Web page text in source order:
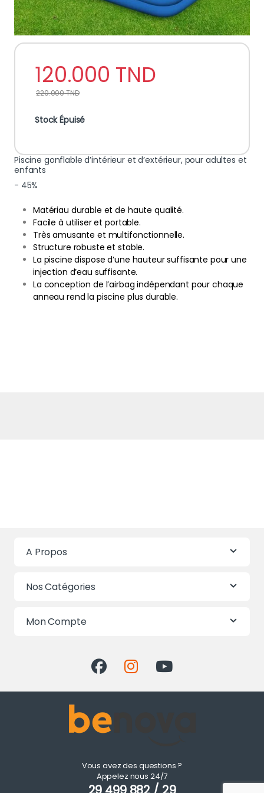
Piscine gonflable d’intérieur et d’extérieur, pour adultes et
enfants
- 45%
120.000 TND
220.000TND
Stock Épuisé
Matériau durable et de haute qualité.
Facile à utiliser et portable.
Très amusante et multifonctionnelle.
Structure robuste et stable.
La piscine dispose d’une hauteur suffisante pour une
injection d’eau suffisante.
La conception de l’airbag indépendant pour chaque
anneau rend la piscine plus durable.
A Propos
Nos Catégories
Mon Compte
Vous avez des questions ?
Appelez nous 24/7